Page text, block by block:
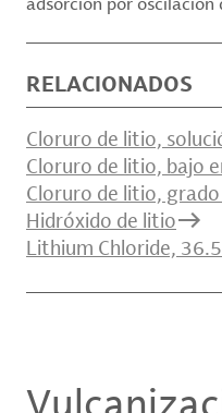
RELACIONADOS
Cloruro de litio,
Cloruro de litio, bajo
Cloruro de litio,
Hidróxido de litio
Lithium Chloride,